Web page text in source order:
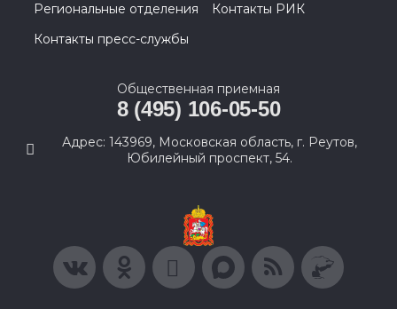
Региональные отделения
Контакты РИК
Контакты пресс-службы
Общественная приемная
8 (495) 106-05-50
Адрес: 143969, Московская область, г. Реутов,
Юбилейный проспект, 54.